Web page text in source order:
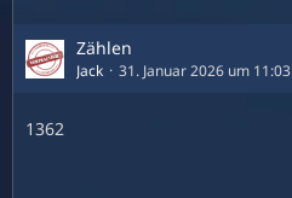
Zählen
Jack 31. Januar 2026 um 11:03
1362